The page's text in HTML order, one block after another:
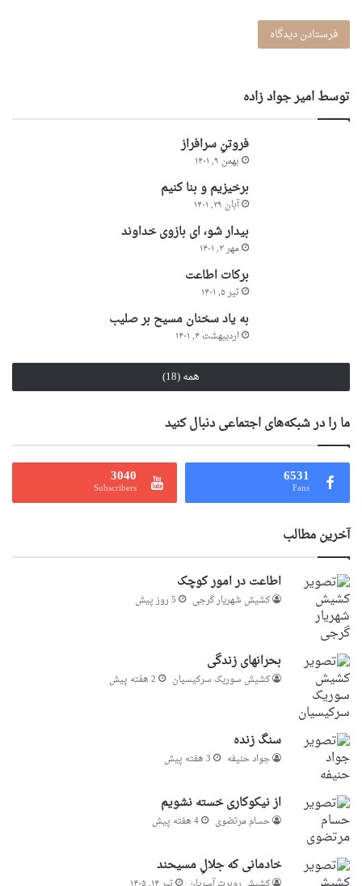
توسط امير جواد زاده
فروتنِ سرافراز
بهمن ۹, ۱۴۰۱
برخیزیم و بنا کنیم
آبان ۲۹, ۱۴۰۱
بیدار شو، ای بازوی خداوند
مهر ۳, ۱۴۰۱
برکات اطاعت
تیر ۵, ۱۴۰۱
به یاد سخنان مسیح بر صلیب
اردیبهشت ۴, ۱۴۰۱
همه (18)
ما را در شبکه‌های اجتماعی دنبال کنید
6531
Fans
3040
Subscribers
آخرین مطالب
اطاعت در امور کوچک
کشیش شهریار گرجى 5 روز پیش
بحرانهای زندگی
کشیش سوریک سرکیسیان 2 هفته پیش
سنگ زنده
جواد حنیفه 3 هفته پیش
از نیکوکاری خسته نشویم
حسام مرتضوی 4 هفته پیش
خادمانی که جلالِ مسیحند